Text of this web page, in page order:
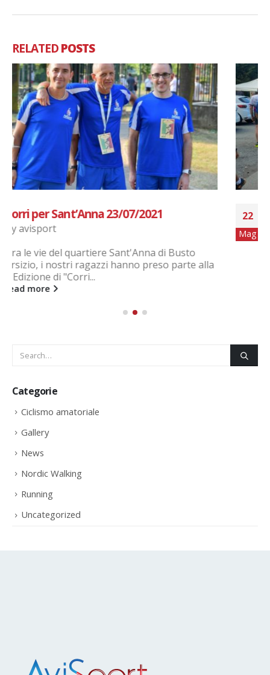
RELATEDPOSTS
22
Mag
Prima tappa giro del Varesotto 2024
By
Busto Arsizio- 1 Tappa Giro del Varesotto
Seguono foto in gallery.
read more
Ciclismo amatoriale
Uncategorized